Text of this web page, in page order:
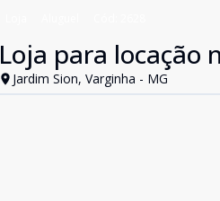
Loja para locação
Jardim Sion, Varginha - MG